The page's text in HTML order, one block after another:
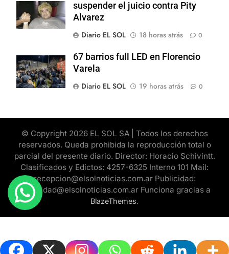
suspender el juicio contra Pity
Alvarez
Diario EL SOL
18 horas atrás 0
67 barrios full LED en Florencio
Varela
Diario EL SOL
19 horas atrás 0
© Copyright 2026 EL SOL SA | Todos los derechos
reservados. Queda prohibida la reproducción total o
parcial del presente diario. Director: Horacio Schivintt.
Clasificados y Edictos: 4257-6325 Interno 101 Mail:
recepcion@elsolnoticias.com.ar Publicidad:
publicidad@elsolnoticias.com.ar Funciona gracias a
BlazeThemes.